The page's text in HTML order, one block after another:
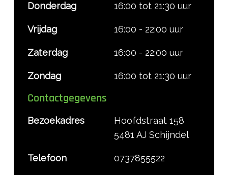
Donderdag 16:00 tot 21:30 uur
Vrijdag 16:00 - 22:00 uur
Zaterdag 16:00 - 22:00 uur
Zondag 16:00 tot 21:30 uur
Contactgegevens
Bezoekadres
Hoofdstraat 158
5481 AJ Schijndel
Telefoon 0737855522